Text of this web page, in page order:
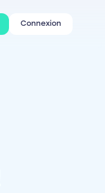
Connexion